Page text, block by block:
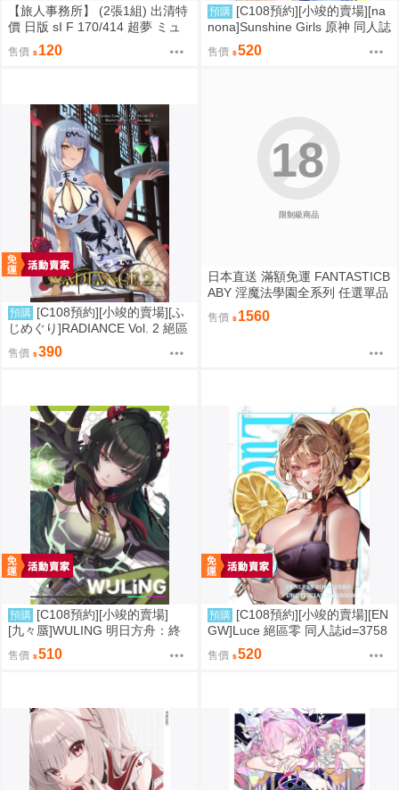
【旅人事務所】 (2張1組) 出清特
價 日版 sI F 170/414 超夢 ミュ
ウツー PTCG 寶可夢 卡牌【原售
價480元 特價120元】
售價 120
預購 [C108預約][小竣的賣場][na
nona]Sunshine Girls 原神 同人誌
id=3774614
售價 520
預購 [C108預約][小竣的賣場][ふ
じめぐり]RADIANCE Vol. 2 絕區
零 同人誌id=3755087
售價 390
限制級商品
18
日本直送 滿額免運 FANTASTICB
ABY 淫魔法學園全系列 任選單品
/ 3位學妹豪華全套組 疾風雷神
售價 1560
預購 [C108預約][小竣的賣場]
[九々蜃]WULING 明日方舟：終
末地 同人誌id=3774619
售價 510
預購 [C108預約][小竣的賣場][EN
GW]Luce 絕區零 同人誌id=3758
售價 520